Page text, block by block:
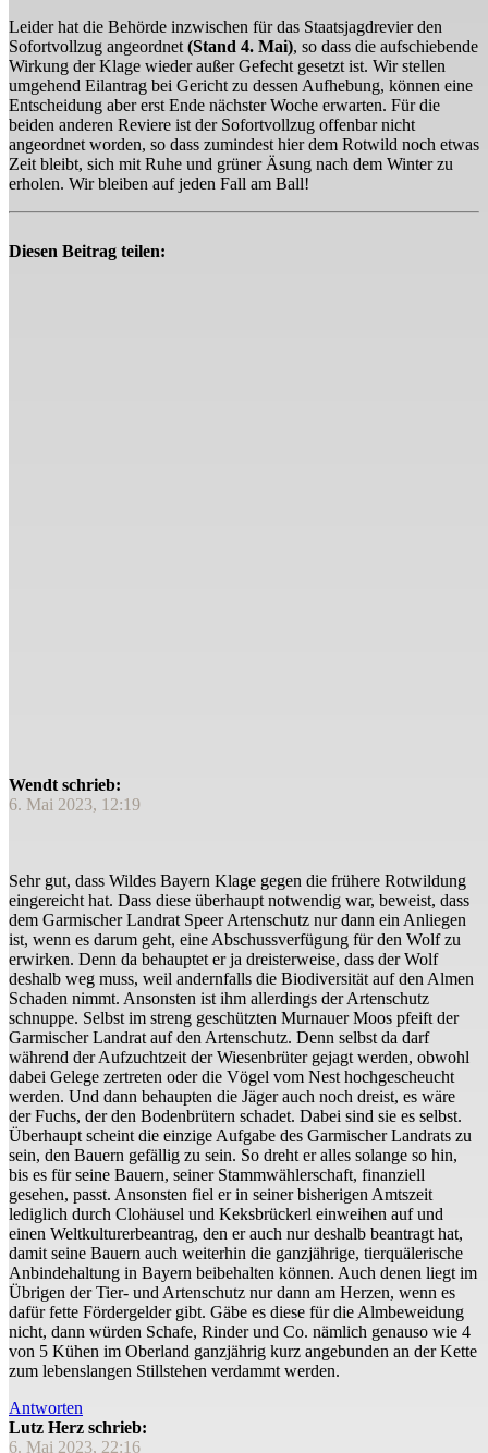
Leider hat die Behörde inzwischen für das Staatsjagdrevier den
Sofortvollzug angeordnet (Stand 4. Mai), so dass die aufschiebende
Wirkung der Klage wieder außer Gefecht gesetzt ist. Wir stellen
umgehend Eilantrag bei Gericht zu dessen Aufhebung, können eine
Entscheidung aber erst Ende nächster Woche erwarten. Für die
beiden anderen Reviere ist der Sofortvollzug offenbar nicht
angeordnet worden, so dass zumindest hier dem Rotwild noch etwas
Zeit bleibt, sich mit Ruhe und grüner Äsung nach dem Winter zu
erholen. Wir bleiben auf jeden Fall am Ball!
Diesen Beitrag teilen:
Wendt schrieb:
6. Mai 2023, 12:19
Sehr gut, dass Wildes Bayern Klage gegen die frühere Rotwildung
eingereicht hat. Dass diese überhaupt notwendig war, beweist, dass
dem Garmischer Landrat Speer Artenschutz nur dann ein Anliegen
ist, wenn es darum geht, eine Abschussverfügung für den Wolf zu
erwirken. Denn da behauptet er ja dreisterweise, dass der Wolf
deshalb weg muss, weil andernfalls die Biodiversität auf den Almen
Schaden nimmt. Ansonsten ist ihm allerdings der Artenschutz
schnuppe. Selbst im streng geschützten Murnauer Moos pfeift der
Garmischer Landrat auf den Artenschutz. Denn selbst da darf
während der Aufzuchtzeit der Wiesenbrüter gejagt werden, obwohl
dabei Gelege zertreten oder die Vögel vom Nest hochgescheucht
werden. Und dann behaupten die Jäger auch noch dreist, es wäre
der Fuchs, der den Bodenbrütern schadet. Dabei sind sie es selbst.
Überhaupt scheint die einzige Aufgabe des Garmischer Landrats zu
sein, den Bauern gefällig zu sein. So dreht er alles solange so hin,
bis es für seine Bauern, seiner Stammwählerschaft, finanziell
gesehen, passt. Ansonsten fiel er in seiner bisherigen Amtszeit
lediglich durch Clohäusel und Keksbrückerl einweihen auf und
einen Weltkulturerbeantrag, den er auch nur deshalb beantragt hat,
damit seine Bauern auch weiterhin die ganzjährige, tierquälerische
Anbindehaltung in Bayern beibehalten können. Auch denen liegt im
Übrigen der Tier- und Artenschutz nur dann am Herzen, wenn es
dafür fette Fördergelder gibt. Gäbe es diese für die Almbeweidung
nicht, dann würden Schafe, Rinder und Co. nämlich genauso wie 4
von 5 Kühen im Oberland ganzjährig kurz angebunden an der Kette
zum lebenslangen Stillstehen verdammt werden.
Antworten
Lutz Herz schrieb:
6. Mai 2023, 22:16